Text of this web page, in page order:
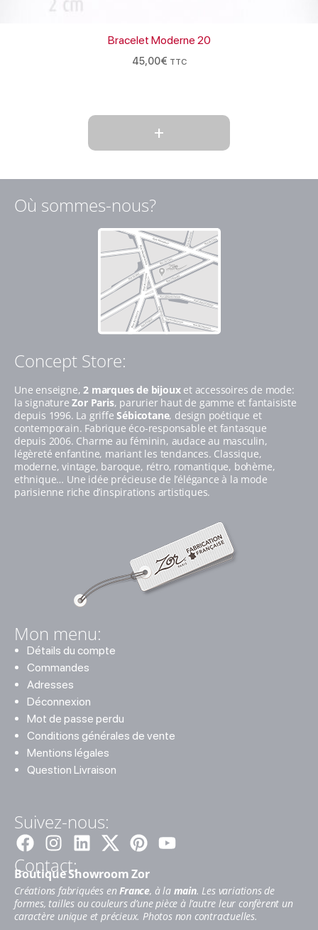
Bracelet Moderne 20
45,00€ TTC
+
Où sommes-nous?
Concept Store:
Une enseigne,2 marques de bijouxet accessoires de mode:
la signatureZor Paris, parurier haut de gamme et fantaisiste
depuis 1996. La griffeSébicotane, design poétique et
contemporain. Fabrique éco-responsable et fantasque
depuis 2006. Charme au féminin, audace au masculin,
légèreté enfantine, mariant les tendances. Classique,
moderne, vintage, baroque, rétro, romantique, bohème,
ethnique… Une idée précieuse de l’élégance à la mode
parisienne riche d’inspirations artistiques.
Mon menu:
Détails du compte
Commandes
Adresses
Déconnexion
Mot de passe perdu
Conditions générales de vente
Mentions légales
Question Livraison
Suivez-nous:
Facebook
Instagram
LinkedinPinterestYoutube
Contact:
Boutique Showroom Zor
Créations fabriquées enFrance, à la main. Les variations de
formes, tailles ou couleurs d’une pièce à l’autre leur confèrent un
caractère unique et précieux. Photos non contractuelles.